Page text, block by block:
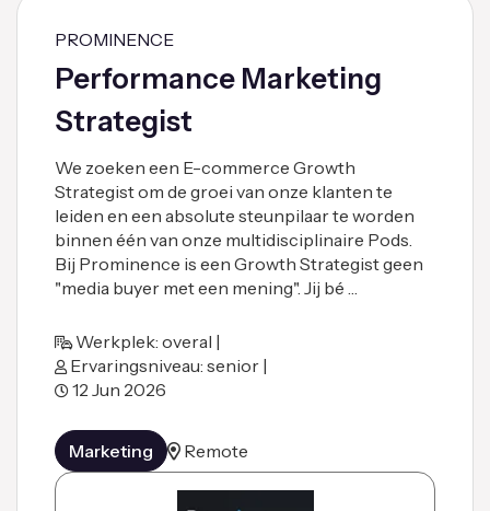
PROMINENCE
Performance Marketing
Strategist
We zoeken een E-commerce Growth
Strategist om de groei van onze klanten te
leiden en een absolute steunpilaar te worden
binnen één van onze multidisciplinaire Pods.
Bij Prominence is een Growth Strategist geen
"media buyer met een mening". Jij bé …
Werkplek: overal |
Ervaringsniveau: senior |
12 Jun 2026
Marketing Remote